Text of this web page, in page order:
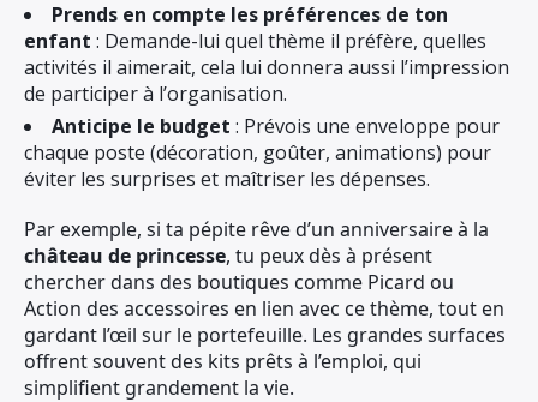
Prends en compte les préférences de ton
enfant : Demande-lui quel thème il préfère, quelles
activités il aimerait, cela lui donnera aussi l’impression
de participer à l’organisation.
Anticipe le budget : Prévois une enveloppe pour
chaque poste (décoration, goûter, animations) pour
éviter les surprises et maîtriser les dépenses.
Par exemple, si ta pépite rêve d’un anniversaire à la
château de princesse, tu peux dès à présent
chercher dans des boutiques comme Picard ou
Action des accessoires en lien avec ce thème, tout en
gardant l’œil sur le portefeuille. Les grandes surfaces
offrent souvent des kits prêts à l’emploi, qui
simplifient grandement la vie.